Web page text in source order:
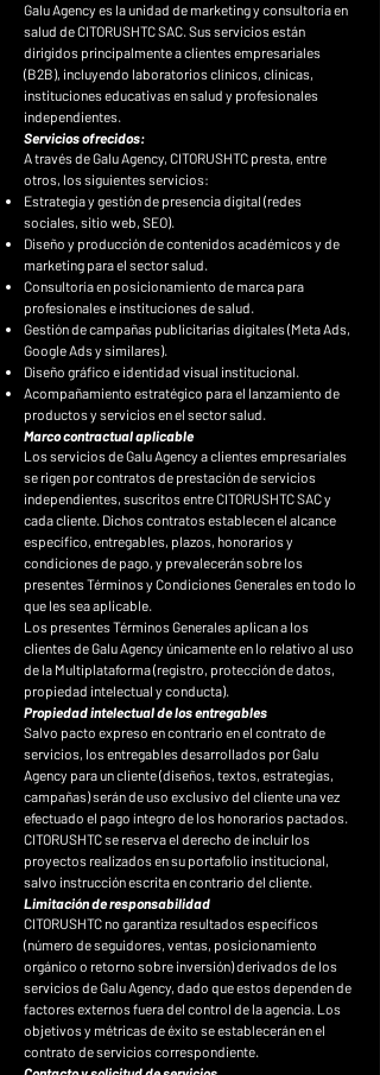
Galu Agency es la unidad de marketing y consultoría en
salud de CITORUSHTC SAC. Sus servicios están
dirigidos principalmente a clientes empresariales
(B2B), incluyendo laboratorios clínicos, clínicas,
instituciones educativas en salud y profesionales
independientes.
Servicios ofrecidos:
A través de Galu Agency, CITORUSHTC presta, entre
otros, los siguientes servicios:
Estrategia y gestión de presencia digital (redes
sociales, sitio web, SEO).
Diseño y producción de contenidos académicos y de
marketing para el sector salud.
Consultoría en posicionamiento de marca para
profesionales e instituciones de salud.
Gestión de campañas publicitarias digitales (Meta Ads,
Google Ads y similares).
Diseño gráfico e identidad visual institucional.
Acompañamiento estratégico para el lanzamiento de
productos y servicios en el sector salud.
Marco contractual aplicable
Los servicios de Galu Agency a clientes empresariales
se rigen por contratos de prestación de servicios
independientes, suscritos entre CITORUSHTC SAC y
cada cliente. Dichos contratos establecen el alcance
específico, entregables, plazos, honorarios y
condiciones de pago, y prevalecerán sobre los
presentes Términos y Condiciones Generales en todo lo
que les sea aplicable.
Los presentes Términos Generales aplican a los
clientes de Galu Agency únicamente en lo relativo al uso
de la Multiplataforma (registro, protección de datos,
propiedad intelectual y conducta).
Propiedad intelectual de los entregables
Salvo pacto expreso en contrario en el contrato de
servicios, los entregables desarrollados por Galu
Agency para un cliente (diseños, textos, estrategias,
campañas) serán de uso exclusivo del cliente una vez
efectuado el pago íntegro de los honorarios pactados.
CITORUSHTC se reserva el derecho de incluir los
proyectos realizados en su portafolio institucional,
salvo instrucción escrita en contrario del cliente.
Limitación de responsabilidad
CITORUSHTC no garantiza resultados específicos
(número de seguidores, ventas, posicionamiento
orgánico o retorno sobre inversión) derivados de los
servicios de Galu Agency, dado que estos dependen de
factores externos fuera del control de la agencia. Los
objetivos y métricas de éxito se establecerán en el
contrato de servicios correspondiente.